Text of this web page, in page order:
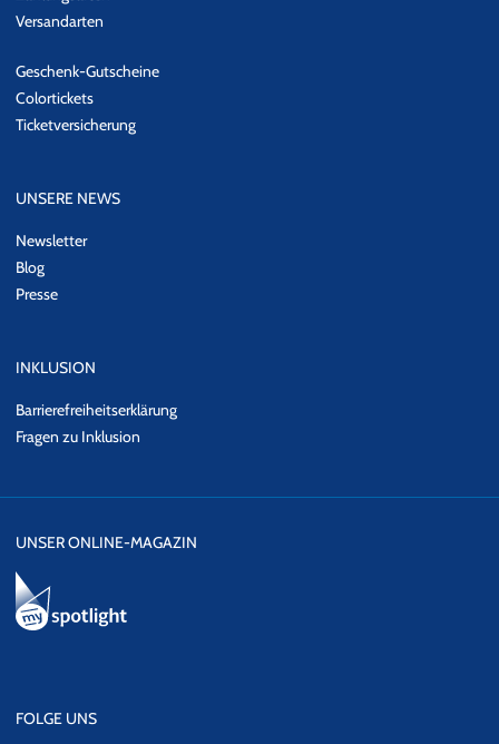
Versandarten
Geschenk-Gutscheine
Colortickets
Ticketversicherung
UNSERE NEWS
Newsletter
Blog
Presse
INKLUSION
Barrierefreiheitserklärung
Fragen zu Inklusion
UNSER ONLINE-MAGAZIN
FOLGE UNS